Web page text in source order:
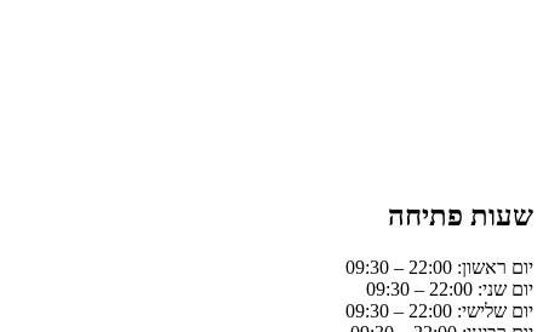
שעות פתיחה
יום ראשון: 22:00 – 09:30
יום שני: 22:00 – 09:30
יום שלישי: 22:00 – 09:30